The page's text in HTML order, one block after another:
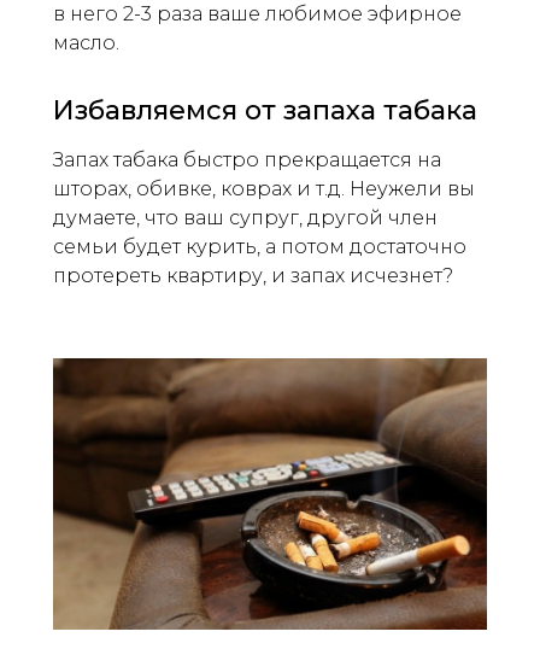
в него 2-3 раза ваше любимое эфирное
масло.
Избавляемся от запаха табака
Запах табака быстро прекращается на
шторах, обивке, коврах и т.д. Неужели вы
думаете, что ваш супруг, другой член
семьи будет курить, а потом достаточно
протереть квартиру, и запах исчезнет?